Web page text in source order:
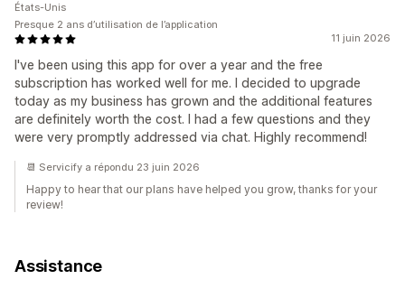
11 juin 2026
I've been using this app for over a year and the free
subscription has worked well for me. I decided to upgrade
today as my business has grown and the additional features
are definitely worth the cost. I had a few questions and they
were very promptly addressed via chat. Highly recommend!
États-Unis
Presque 2 ans d’utilisation de l’application
📆 Servicify a répondu 23 juin 2026
Happy to hear that our plans have helped you grow, thanks for your
review!
Assistance